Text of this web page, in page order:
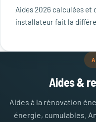
Aides 2026 calculées et
installateur fait la
Aides &
Aides à la rénovation
énergie, cumulables.